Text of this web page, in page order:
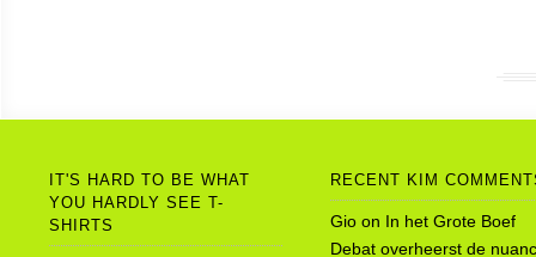
IT'S HARD TO BE WHAT
YOU HARDLY SEE T-
SHIRTS
RECENT KIM
Gio on In het Grote Boef
Debat overheerst de